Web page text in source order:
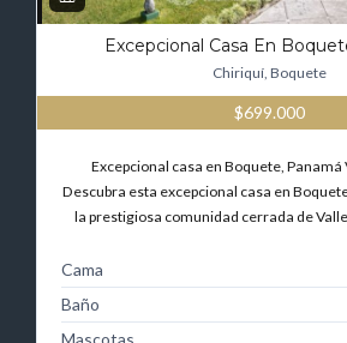
Excepcional Casa En
Chiriquí, Boquete
$699.000
Excepcional casa en Boquete, Panamá
Descubra esta excepcional casa en
la prestigiosa comunidad cerrada de
Cama
Baño